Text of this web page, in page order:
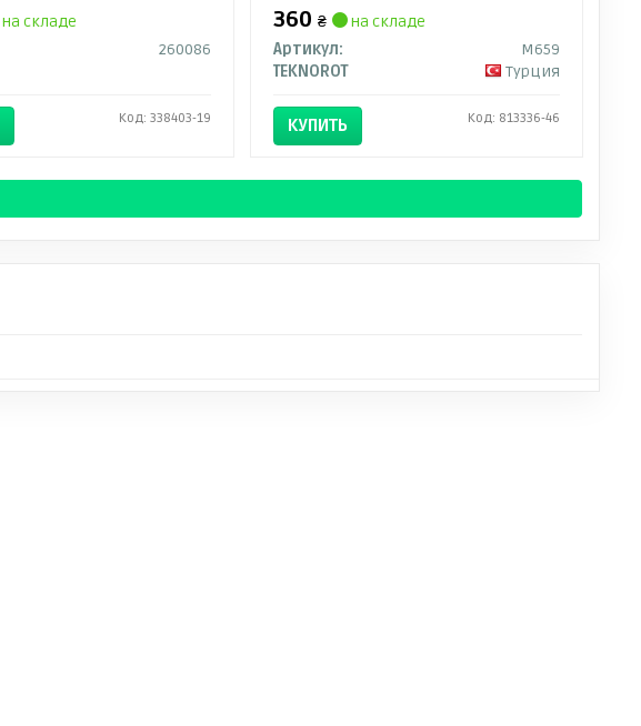
на складе
260086
Код: 338403-19
360₴
на складе
Артикул:
M659
TEKNOROT
Турция
КУПИТЬ Код: 813336-46